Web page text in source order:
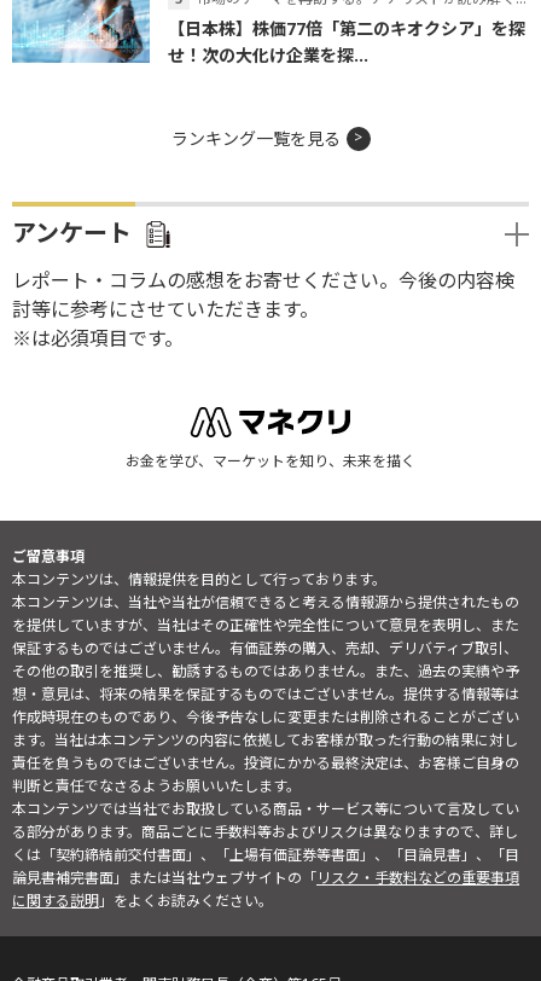
【日本株】株価77倍「第二のキオクシア」を探
せ！次の大化け企業を探...
ランキング一覧を見る
アンケート
レポート・コラムの感想をお寄せください。今後の内容検
討等に参考にさせていただきます。
※は必須項目です。
お金を学び、マーケットを知り、未来を描く
ご留意事項
本コンテンツは、情報提供を目的として行っております。
本コンテンツは、当社や当社が信頼できると考える情報源から提供されたもの
を提供していますが、当社はその正確性や完全性について意見を表明し、また
保証するものではございません。有価証券の購入、売却、デリバティブ取引、
その他の取引を推奨し、勧誘するものではありません。また、過去の実績や予
想・意見は、将来の結果を保証するものではございません。提供する情報等は
作成時現在のものであり、今後予告なしに変更または削除されることがござい
ます。当社は本コンテンツの内容に依拠してお客様が取った行動の結果に対し
責任を負うものではございません。投資にかかる最終決定は、お客様ご自身の
判断と責任でなさるようお願いいたします。
本コンテンツでは当社でお取扱している商品・サービス等について言及してい
る部分があります。商品ごとに手数料等およびリスクは異なりますので、詳し
くは「契約締結前交付書面」、「上場有価証券等書面」、「目論見書」、「目
論見書補完書面」または当社ウェブサイトの「リスク・手数料などの重要事項
に関する説明」をよくお読みください。